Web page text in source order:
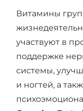
Витамины
участвуют в
поддержке
системы,
и ногтей, а